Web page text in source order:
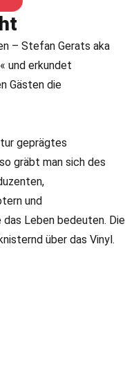
– Stefan Gerats aka
und erkundet
Gästen die
geprägtes
gräbt man sich des
und
Leben bedeuten. Die
über das Vinyl.